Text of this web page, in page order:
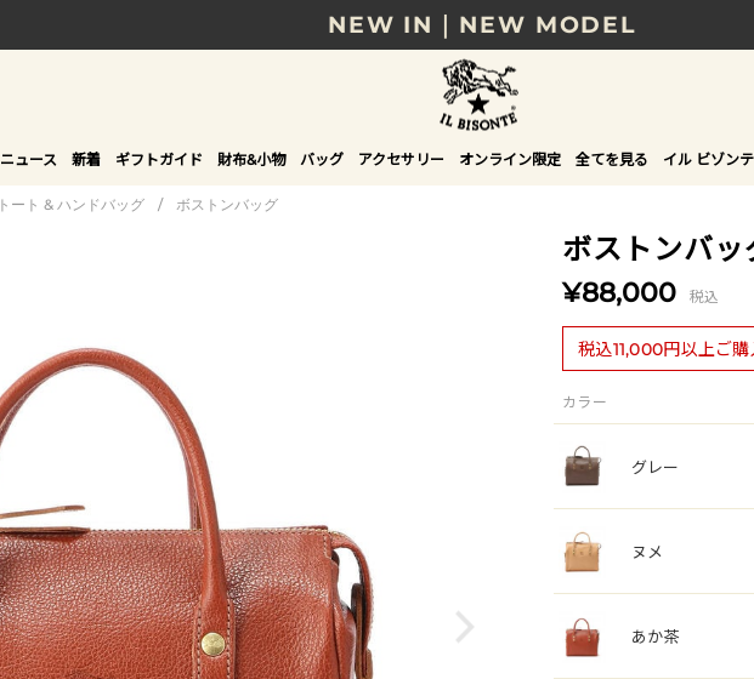
8/17(月)10時まで｜税込11,000円以上で送料無
贈る相手やシーンから選べる、新しいギフトガ
NEW IN｜COLOR LEATHER
ニュース 新着 ギフトガイド 財布&小物 バッグ アクセサリー オンライン限定 全てを見る イル ビゾン
トート & ハンドバッグ / ボストンバッグ
ボストンバッ
¥88,000 税込
税込11,000円以上ご
カラー
グレー
ヌメ
あか茶